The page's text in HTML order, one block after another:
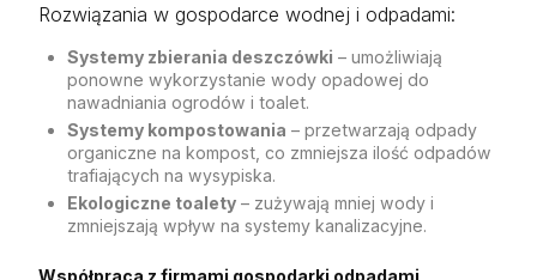
Rozwiązania w gospodarce wodnej i odpadami:
Systemy zbierania deszczówki – umożliwiają
ponowne wykorzystanie wody opadowej do
nawadniania ogrodów i toalet.
Systemy kompostowania – przetwarzają odpady
organiczne na kompost, co zmniejsza ilość odpadów
trafiających na wysypiska.
Ekologiczne toalety – zużywają mniej wody i
zmniejszają wpływ na systemy kanalizacyjne.
Współpraca z firmami gospodarki odpadami